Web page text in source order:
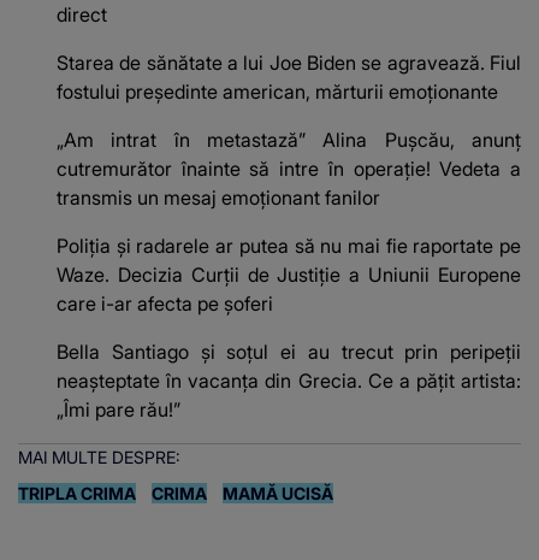
direct
Starea de sănătate a lui Joe Biden se agravează. Fiul
fostului președinte american, mărturii emoționante
„Am intrat în metastază” Alina Pușcău, anunț
cutremurător înainte să intre în operație! Vedeta a
transmis un mesaj emoționant fanilor
Poliţia şi radarele ar putea să nu mai fie raportate pe
Waze. Decizia Curţii de Justiție a Uniunii Europene
care i-ar afecta pe şoferi
Bella Santiago și soțul ei au trecut prin peripeții
neașteptate în vacanța din Grecia. Ce a pățit artista:
„Îmi pare rău!”
MAI MULTE DESPRE:
TRIPLA CRIMA
CRIMA MAMĂ UCISĂ